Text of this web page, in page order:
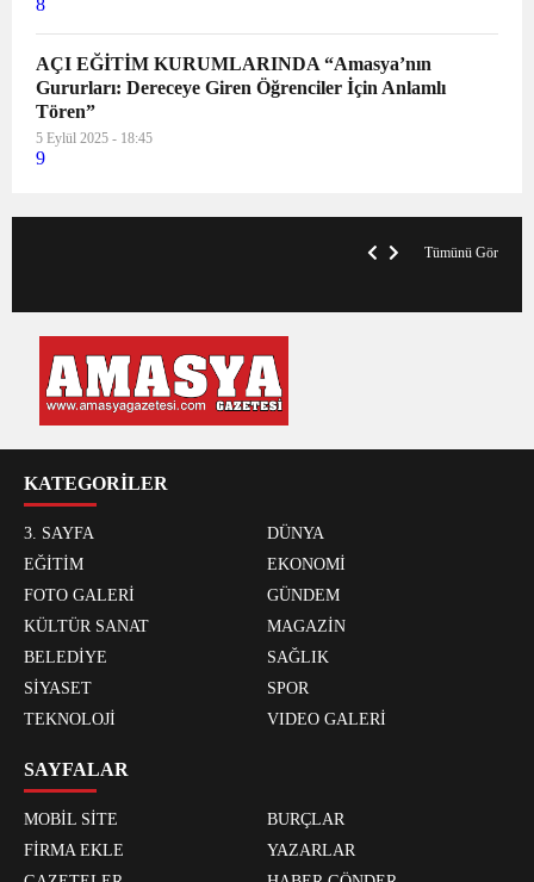
8
AÇI EĞİTİM KURUMLARINDA “Amasya’nın
Gururları: Dereceye Giren Öğrenciler İçin Anlamlı
Tören”
5 Eylül 2025 - 18:45
9
Tümünü Gör
KATEGORİLER
3. SAYFA
DÜNYA
EĞİTİM
EKONOMİ
FOTO GALERİ
GÜNDEM
KÜLTÜR SANAT
MAGAZİN
BELEDİYE
SAĞLIK
SİYASET
SPOR
TEKNOLOJİ
VIDEO GALERİ
SAYFALAR
MOBİL SİTE
BURÇLAR
FİRMA EKLE
YAZARLAR